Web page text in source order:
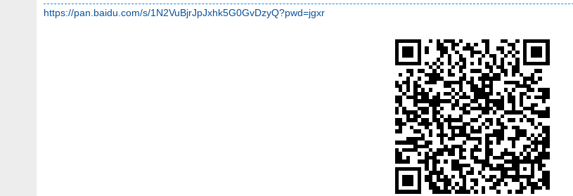
https://pan.baidu.com/s/1N2VuBjrJpJxhk5G0GvDzyQ?pwd=jgxr